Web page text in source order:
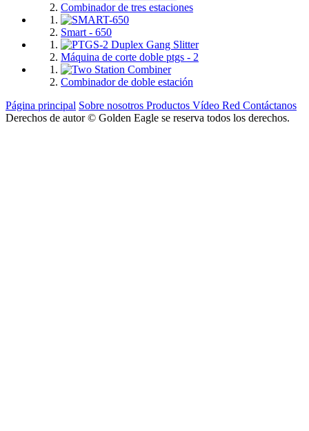
Combinador de tres estaciones
Smart - 650
Máquina de corte doble ptgs - 2
Combinador de doble estación
Página principal Sobre nosotros Productos Vídeo Red Contáctanos
Derechos de autor © Golden Eagle se reserva todos los derechos.